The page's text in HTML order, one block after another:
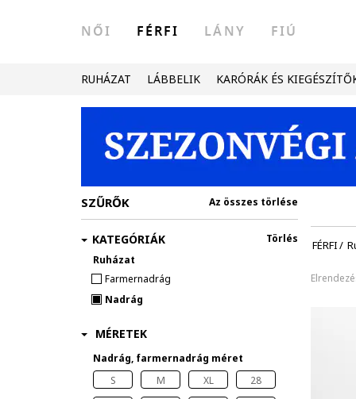
NŐI FÉRFI LÁNY FIÚ
RUHÁZAT LÁBBELIK KARÓRÁK ÉS
FÉRFI/
SZŰRŐK Az összes törlése
KATEGÓRIÁK
Ruházat
Farmernadrág
Nadrág
Törlés
MÉRETEK
Nadrág, farmernadrág méret
S
M XL
28